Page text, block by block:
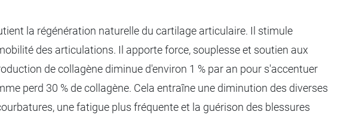
la régénération naturelle du cartilage articulaire. Il stimule
des articulations. Il apporte force, souplesse et soutien aux
de collagène diminue d'environ 1 % par an pour s'accentuer
perd 30 % de collagène. Cela entraîne une diminution des diverses
une fatigue plus fréquente et la guérison des blessures